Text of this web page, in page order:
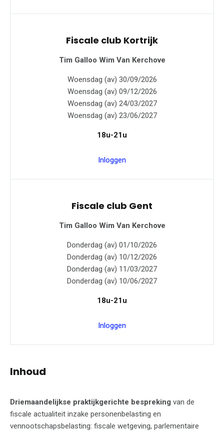
Fiscale club Kortrijk
Tim Galloo Wim Van Kerchove
Woensdag (av) 30/09/2026
Woensdag (av) 09/12/2026
Woensdag (av) 24/03/2027
Woensdag (av) 23/06/2027
18u-21u
Inloggen
Fiscale club Gent
Tim Galloo Wim Van Kerchove
Donderdag (av) 01/10/2026
Donderdag (av) 10/12/2026
Donderdag (av) 11/03/2027
Donderdag (av) 10/06/2027
18u-21u
Inloggen
Inhoud
Driemaandelijkse praktijkgerichte bespreking van de
fiscale actualiteit inzake personenbelasting en
vennootschapsbelasting: fiscale wetgeving, parlementaire